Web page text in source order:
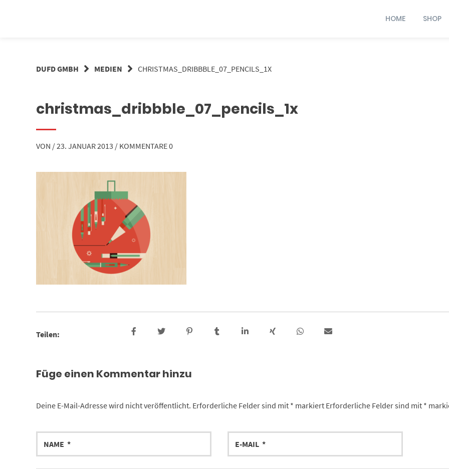
HOME SHOP
DUFD GMBH MEDIEN CHRISTMAS_DRIBBBLE_07_PENCILS_1X
christmas_dribbble_07_pencils_1x
VON /23. JANUAR 2013 / KOMMENTARE 0
Teilen:
Füge einen Kommentar hinzu
Deine E-Mail-Adresse wird nicht veröffentlicht. Erforderliche Felder sind mit * markiertErforderliche Felder sind mit *